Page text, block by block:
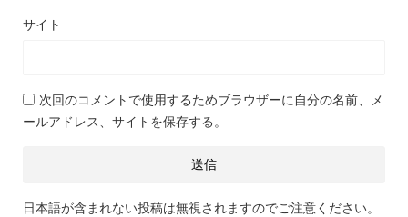
サイト
次回のコメントで使用するためブラウザーに自分の名前、メ
ールアドレス、サイトを保存する。
日本語が含まれない投稿は無視されますのでご注意ください。